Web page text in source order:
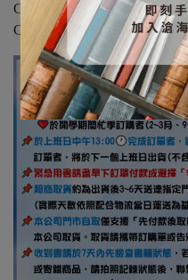
Chapter 14 報告與論文架構
Chapter 15 APA 格式規範